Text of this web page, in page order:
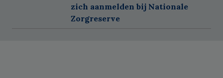
zich aanmelden bij Nationale
Zorgreserve